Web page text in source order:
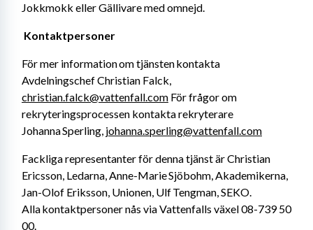
Jokkmokk eller Gällivare med omnejd.
Kontaktpersoner
För mer information om tjänsten kontakta
christian.falck@vattenfall.com För frågor om
rekryteringsprocessen kontakta rekryterare
Johanna Sperling, johanna.sperling@vattenfall.com
Fackliga representanter för denna tjänst är Christian
Ericsson, Ledarna, Anne-Marie Sjöbohm, Akademikerna,
Jan-Olof Eriksson, Unionen, Ulf Tengman, SEKO.
Alla kontaktpersoner nås via Vattenfalls växel 08-739 50
00.